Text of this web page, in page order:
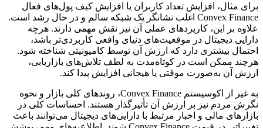
برای مثال، افزایش تعداد کاربران یا افزایش کیف پول‌های فعال
Convex Finance اغلب نشانگر یک شبکه سالم و در حال رشد است.
علاوه بر این، کاربردهای عملی آن نیز نقش مهمی دارند. هرچه
دارایی دیجیتال در موقعیت‌های دنیای واقعی کاربردی‌تر باشد،
احتمال بیشتری دارد که ارزش آن توسط کامیونیتی شناخته شود.
هرچند ممکن است در کوتاه‌مدت به لطف تلاش‌های بازاریابی،
ارزش آن به‌صورت موقتی یا هیجانی افزایش پیدا کند.
به غیر از اکوسیستم Convex Finance، روندهای کلی بازار و نحوه
نگرش مردم نیز بر ارزش آن تأثیرگذار هستند. احساسات کلی در
بازارهای مالی و اخبار مرتبط با دارایی‌های دیجیتال می‌توانند باعث